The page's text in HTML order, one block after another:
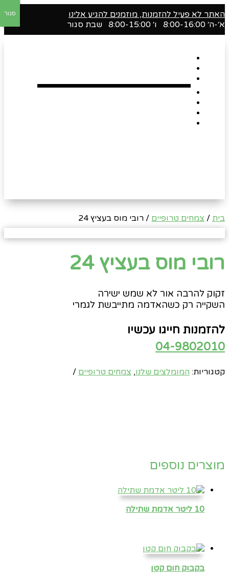
האתר לא פעיל להזמנות, מוזמנים להגיע אלינו
א׳-ה׳ 8:00-16:00 ו׳ 8:00-15:00 שבת סגור
בית / צמחים טרופיים / רובי מוס בעציץ 24
רובי מוס בעציץ 24
זקוק להרבה אור לא שמש ישירה
השקייה רק כשהאדמה מתייבשת לגמרי
להזמנות חייגו עכשיו
04-9802010
קטגוריות: המומלצים שלנו, צמחים טרופיים
מוצרים נוספים
10 ליטר אדמת שתילה
בקבוק חום קטן
סגור